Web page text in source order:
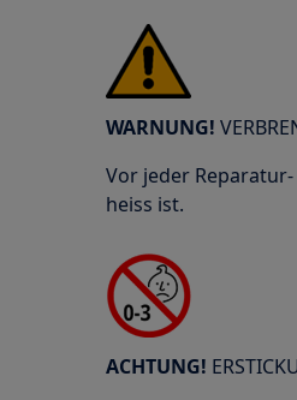
WARNUNG!
Vor jeder
heiss ist.
ACHTUNG!